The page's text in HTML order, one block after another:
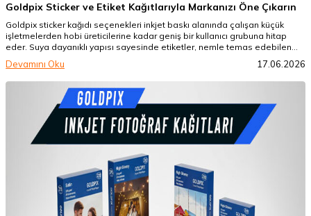
Goldpix Sticker ve Etiket Kağıtlarıyla Markanızı Öne Çıkarın
Goldpix sticker kağıdı seçenekleri inkjet baskı alanında çalışan küçük
işletmelerden hobi üreticilerine kadar geniş bir kullanıcı grubuna hitap
eder. Suya dayanıklı yapısı sayesinde etiketler, nemle temas edebilen
ambalajlarda, kavanozlarda, şişelerde ve günlük kullanıma açık
yüzeylerde daha güven veren bir kullanım sunar.
Devamını Oku 17.06.2026